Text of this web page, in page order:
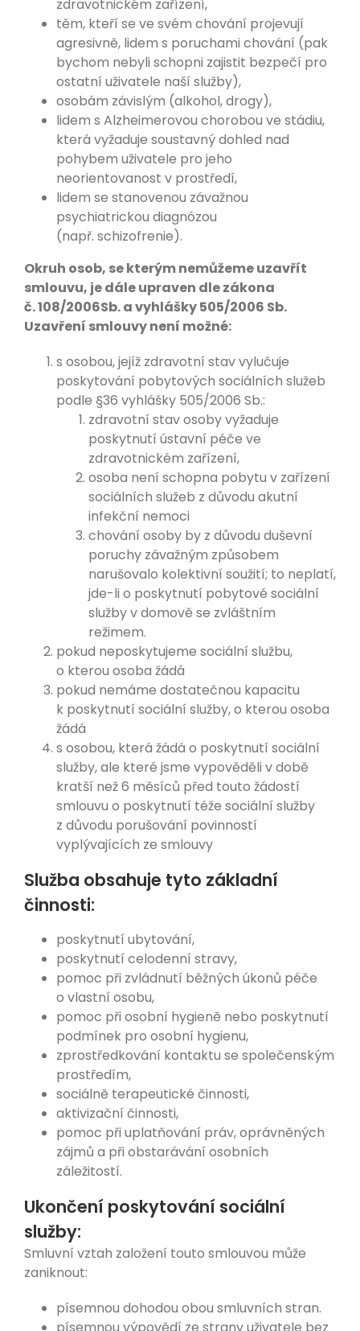
zdravotnickém zařízení,
těm, kteří se ve svém chování projevují
agresivně, lidem s poruchami chování (pak
bychom nebyli schopni zajistit bezpečí pro
ostatní uživatele naší služby),
osobám závislým (alkohol, drogy),
lidem s Alzheimerovou chorobou ve stádiu,
která vyžaduje soustavný dohled nad
pohybem uživatele pro jeho
neorientovanost v prostředí,
lidem se stanovenou závažnou
psychiatrickou diagnózou
(např. schizofrenie).
Okruh osob, se kterým nemůžeme uzavřít
smlouvu, je dále upraven dle zákona
č. 108/2006Sb. a vyhlášky 505/2006 Sb.
Uzavření smlouvy není možné:
s osobou, jejíž zdravotní stav vylučuje
poskytování pobytových sociálních služeb
podle §36 vyhlášky 505/2006 Sb.:
zdravotní stav osoby vyžaduje
poskytnutí ústavní péče ve
zdravotnickém zařízení,
osoba není schopna pobytu v zařízení
sociálních služeb z důvodu akutní
infekční nemoci
chování osoby by z důvodu duševní
poruchy závažným způsobem
narušovalo kolektivní soužití; to neplatí,
jde-li o poskytnutí pobytové sociální
služby v domově se zvláštním
režimem.
pokud neposkytujeme sociální službu,
o kterou osoba žádá
pokud nemáme dostatečnou kapacitu
k poskytnutí sociální služby, o kterou osoba
žádá
s osobou, která žádá o poskytnutí sociální
služby, ale které jsme vypověděli v době
kratší než 6 měsíců před touto žádostí
smlouvu o poskytnutí téže sociální služby
z důvodu porušování povinností
vyplývajících ze smlouvy
Služba obsahuje tyto základní
činnosti:
poskytnutí ubytování,
poskytnutí celodenní stravy,
pomoc při zvládnutí běžných úkonů péče
o vlastní osobu,
pomoc při osobní hygieně nebo poskytnutí
podmínek pro osobní hygienu,
zprostředkování kontaktu se společenským
prostředím,
sociálně terapeutické činnosti,
aktivizační činnosti,
pomoc při uplatňování práv, oprávněných
zájmů a při obstarávání osobních
záležitostí.
Ukončení poskytování sociální
služby:
Smluvní vztah založení touto smlouvou může
zaniknout:
písemnou dohodou obou smluvních stran.